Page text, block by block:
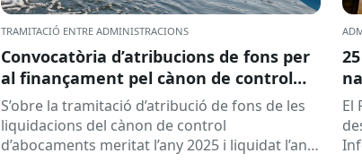
TRAMITACIÓ ENTRE ADMINISTRACIONS
Convocatòria d’atribucions de fons per
al finançament pel cànon de control
d’abocaments meritat l’any 2025 i
liquidat l’any 2026
S’obre la tramitació d’atribució de fons de les
liquidacions del cànon de control
d’abocaments meritat l’any 2025 i liquidat l’any
El